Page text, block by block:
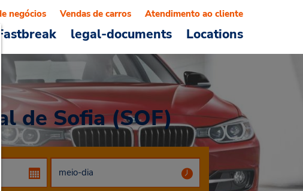
Fastbreak legal-documents Locations
negócios Vendas de carros Atendimento ao cliente
de Sofia (SOF)